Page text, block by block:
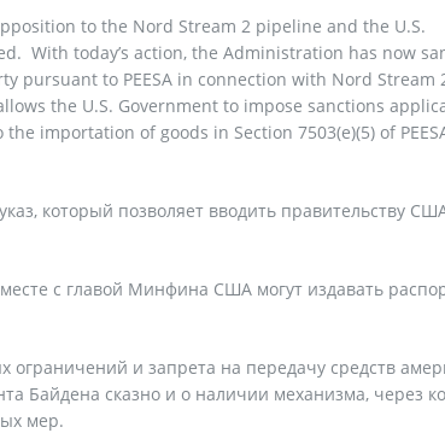
to the Nord Stream 2 pipeline and the U.S.
With today’s action, the Administration has now
pursuant to PEESA in connection with Nord Stream
the U.S. Government to impose sanctions
importation of goods in Section 7503(e)(5) of
который позволяет вводить правительству
с главой Минфина США могут издавать
ограничений и запрета на передачу средств
Байдена сказно и о наличии механизма, через
мер.